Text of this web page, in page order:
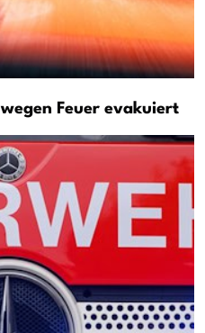
Feuer evakuiert